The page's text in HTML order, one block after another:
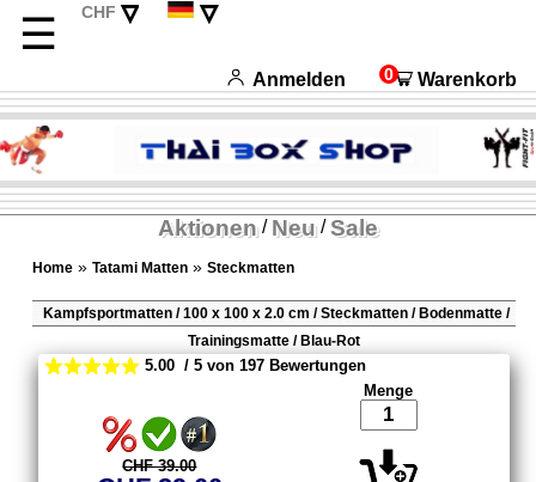
☰ CHF ▿ ▿
Italiano
Español
Anmelden 0 Warenkorb
Aktionen/ Neu/Sale
Home »Tatami Matten »Steckmatten
Kampfsportmatten / 100 x 100 x 2.0 cm / Steckmatten / Bodenmatte /
Trainingsmatte / Blau-Rot
5.00 / 5 von 197 Bewertungen
CHF 39.00
Menge